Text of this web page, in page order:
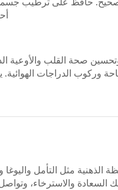
القلب والأوعية
وركوب الدراجات
مثل التأمل
والاسترخاء، وتواصل